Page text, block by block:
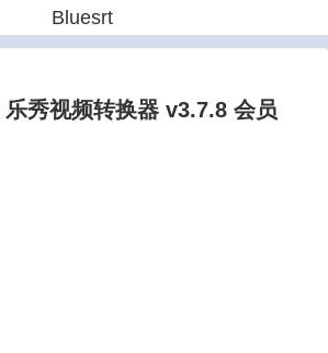
Bluesrt
秀视频转换器 v3.7.8 会员